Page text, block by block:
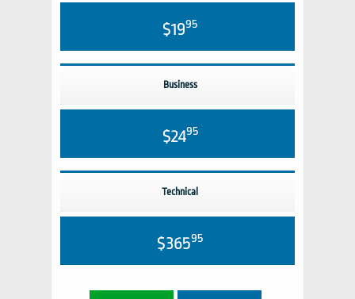
$1995
Business
$2495
Technical
$36595